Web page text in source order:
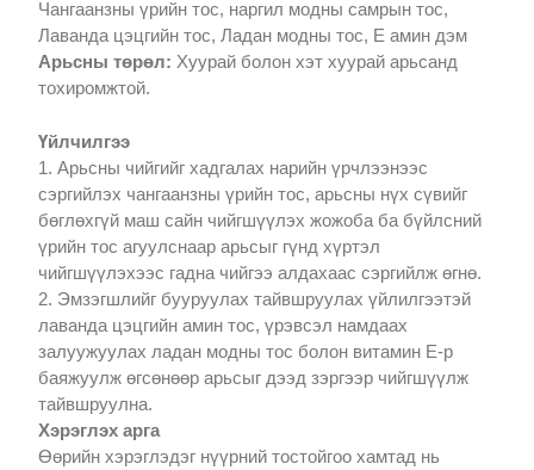
Чангаанзны үрийн тос, наргил модны самрын тос,
Лаванда цэцгийн тос, Ладан модны тос, Е амин дэм
Арьсны төрөл: Хуурай болон хэт хуурай арьсанд
тохиромжтой.
Үйлчилгээ
1. Арьсны чийгийг хадгалах нарийн үрчлээнээс
сэргийлэх чангаанзны үрийн тос, арьсны нүх сүвийг
бөглөхгүй маш сайн чийгшүүлэх жожоба ба бүйлсний
үрийн тос агуулснаар арьсыг гүнд хүртэл
чийгшүүлэхээс гадна чийгээ алдахаас сэргийлж өгнө.
2. Эмзэгшлийг бууруулах тайвшруулах үйлилгээтэй
лаванда цэцгийн амин тос, үрэвсэл намдаах
залуужуулах ладан модны тос болон витамин E-р
баяжуулж өгсөнөөр арьсыг дээд зэргээр чийгшүүлж
тайвшруулна.
Хэрэглэх арга
Өөрийн хэрэглэдэг нүүрний тостойгоо хамтад нь